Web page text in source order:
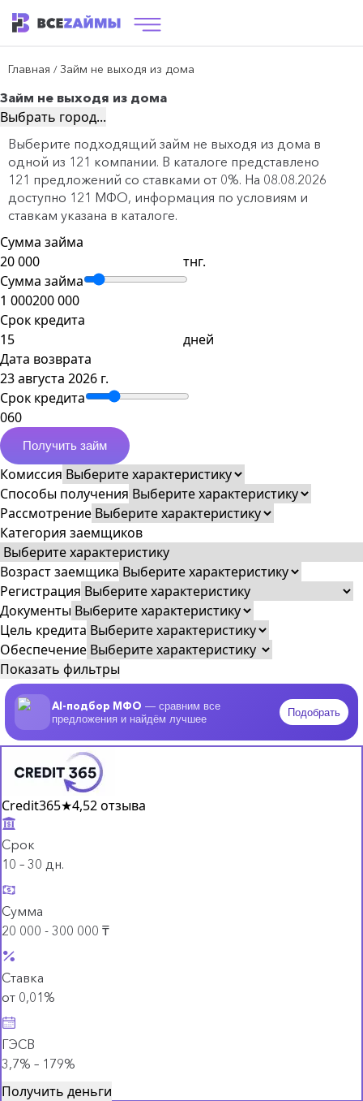
Главная / Займ не выходя из дома
Займ не выходя из дома
Выбрать город...
Выберите подходящий займ не выходя из дома в
одной из 121 компании. В каталоге представлено
121 предложений со ставками от 0%. На 08.08.2026
доступно 121 МФО, информация по условиям и
ставкам указана в каталоге.
Сумма займа
тнг.
Сумма займа
1 000200 000
Срок кредита
дней
Дата возврата
23 августа 2026 г.
Срок кредита
060
Получить займ
Комиссия
Способы получения
Рассмотрение
Категория заемщиков
Возраст заемщика
Регистрация
Документы
Цель кредита
Обеспечение
Показать фильтры
AI-подбор МФО — сравним все
предложения и найдём лучшее
Подобрать
Credit365★4,52 отзыва
Срок
10 – 30 дн.
Сумма
20 000 - 300 000 ₸
Ставка
от 0,01%
ГЭСВ
3,7% – 179%
Получить деньги